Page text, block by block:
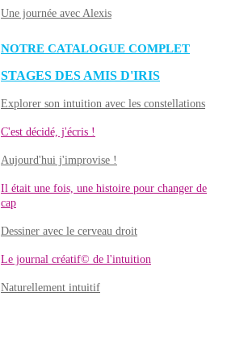
Une journée avec Alexis
NOTRE CATALOGUE COMPLET
STAGES DES AMIS D'IRIS
Explorer son intuition avec les constellations
C'est décidé, j'écris !
Aujourd'hui j'improvise !
Il était une fois, une histoire pour changer de
cap
Dessiner avec le cerveau droit
Le journal créatif© de l'intuition
Naturellement intuitif